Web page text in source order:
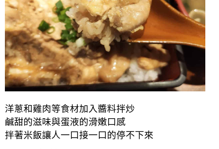
洋蔥和雞肉等食材加入醬料拌炒
鹹甜的滋味與蛋液的滑嫩口感
拌著米飯讓人一口接一口的停不下來